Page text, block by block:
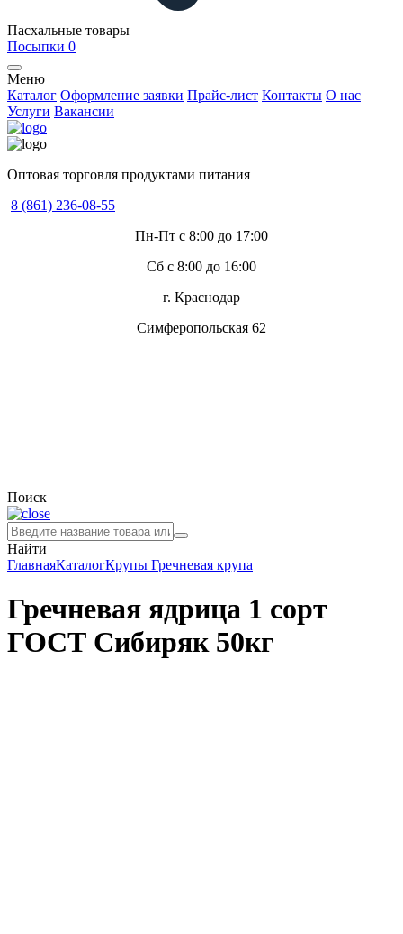
Пасхальные товары
Посыпки 0
Меню
Каталог Оформление заявки Прайс-лист Контакты О нас
Услуги Вакансии
Оптовая торговля продуктами питания
8 (861) 236-08-55
Пн-Пт с 8:00 до 17:00
Сб с 8:00 до 16:00
г. Краснодар
Симферопольская 62
Поиск
Найти
ГлавнаяКаталогКрупы Гречневая крупа
Гречневая ядрица 1 сорт
ГОСТ Сибиряк 50кг